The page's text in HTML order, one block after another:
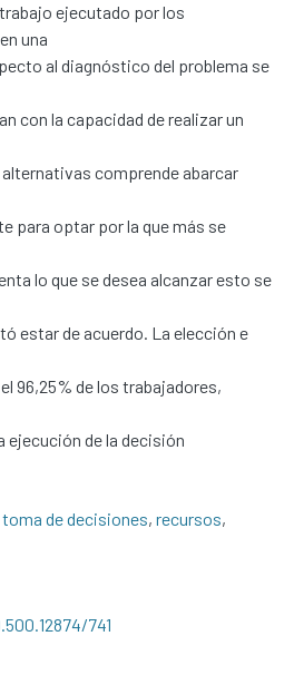
ejecutado por los
una
al diagnóstico del problema se
con la capacidad de realizar un
comprende abarcar
para optar por la que más se
lo que se desea alcanzar esto se
estar de acuerdo. La elección e
96,25% de los trabajadores,
ejecución de la decisión
toma de decisiones, recursos,
741